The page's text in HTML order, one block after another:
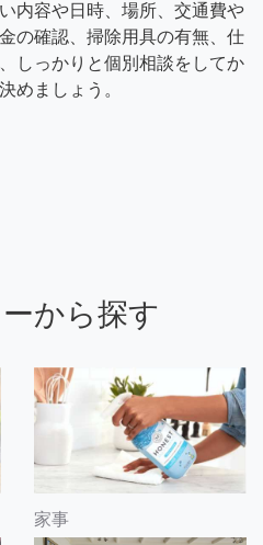
内容や日時、場所、交通費や
の確認、掃除用具の有無、仕
しっかりと個別相談をしてか
めましょう。
から探す
家事